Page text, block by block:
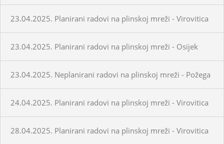
23.04.2025. Planirani radovi na plinskoj mreži - Virovitica
23.04.2025. Planirani radovi na plinskoj mreži - Osijek
23.04.2025. Neplanirani radovi na plinskoj mreži - Požega
24.04.2025. Planirani radovi na plinskoj mreži - Virovitica
28.04.2025. Planirani radovi na plinskoj mreži - Virovitica